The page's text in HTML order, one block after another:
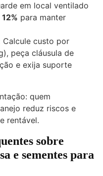
em local ventilado
12% para manter
Calcule custo por
peça cláusula de
e exija suporte
quem
reduz riscos e
rentável.
sobre
e sementes para